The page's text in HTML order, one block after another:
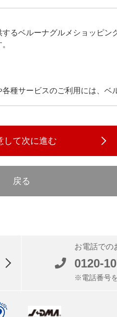
るベルーナグルメショッピン
種サービスのご利用には、ベ
会員ＩＤとパスワードを発行
しては、その会員が全ての責
題について、当社は一切の責
な情報については、削除され
して次に進む
戻る
お電話での
0120-
※電話番号